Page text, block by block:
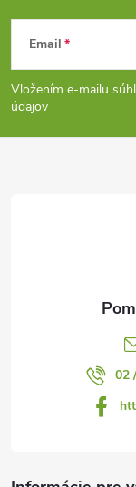
Z
á
p
Email
Vložením e-mailu
údajov
02